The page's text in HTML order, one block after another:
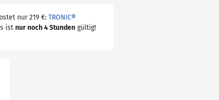
nur 219 €: TRONIC®
ist nur noch 4 Stunden gültig!